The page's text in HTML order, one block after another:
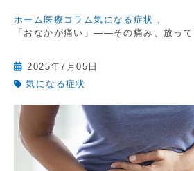
ホーム 医療コラム気になる症状
「おなかが痛い」——その痛み、放っ
2025年7月05日
気になる症状